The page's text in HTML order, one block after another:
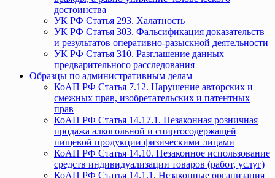
достоинства
УК РФ Статья 293. Халатность
УК РФ Статья 303. Фальсификация доказательств
и результатов оперативно-разыскной деятельности
УК РФ Статья 310. Разглашение данных
предварительного расследования
Образцы по административным делам
КоАП РФ Статья 7.12. Нарушение авторских и
смежных прав, изобретательских и патентных
прав
КоАП РФ Статья 14.17.1. Незаконная розничная
продажа алкогольной и спиртосодержащей
пищевой продукции физическими лицами
КоАП РФ Статья 14.10. Незаконное использование
средств индивидуализации товаров (работ, услуг)
КоАП РФ Статья 14.1.1. Незаконные организация